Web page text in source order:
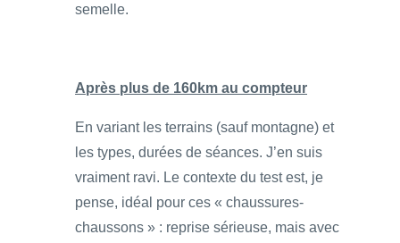
semelle.
Après plus de 160km au compteur
En variant les terrains (sauf montagne) et
les types, durées de séances. J’en suis
vraiment ravi. Le contexte du test est, je
pense, idéal pour ces « chaussures-
chaussons » : reprise sérieuse, mais avec